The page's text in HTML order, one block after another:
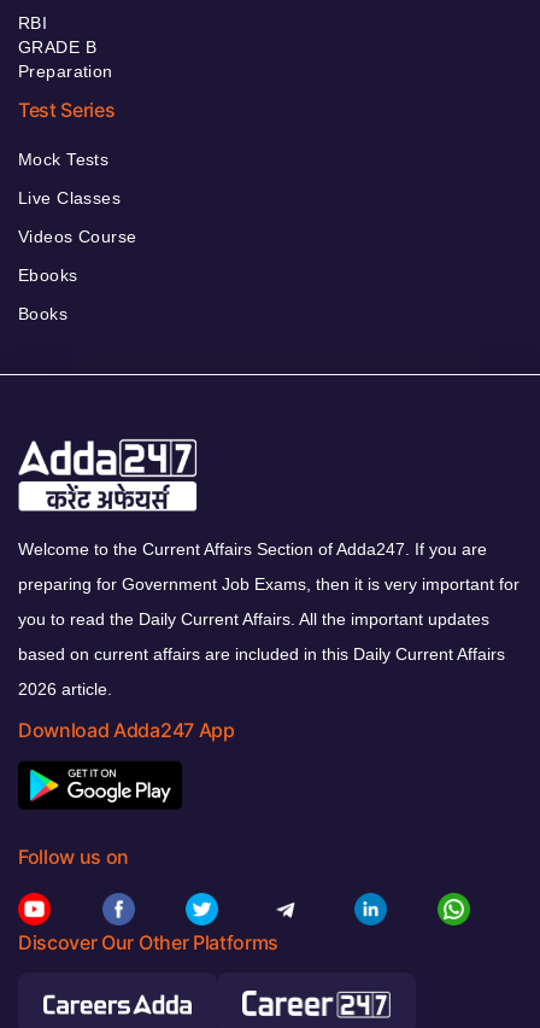
RBI
GRADE B
Preparation
Test Series
Mock Tests
Live Classes
Videos Course
Ebooks
Books
Welcome to the Current Affairs Section of Adda247. If you are
preparing for Government Job Exams, then it is very important for
you to read the Daily Current Affairs. All the important updates
based on current affairs are included in this Daily Current Affairs
2026 article.
Download Adda247 App
Follow us on
Discover Our Other Platforms